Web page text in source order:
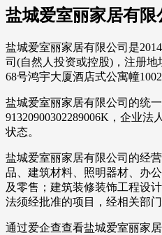
盐城爱室丽家居有限
盐城爱室丽家居有限公司是
司(自然人投资或控股)，注册
68号鸿宇大厦酒店式公寓幢1002
盐城爱室丽家居有限公司的统
91320900302289006K，企业
状态。
盐城爱室丽家居有限公司的经
品、建筑材料、照明器材、办
及零售；建筑装修装饰工程设
法须经批准的项目，经相关部
通过爱企查查看盐城爱室丽家